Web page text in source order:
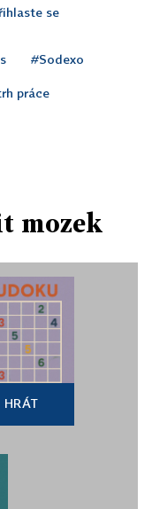
se
#Sodexo
práce
mozek
HRÁT